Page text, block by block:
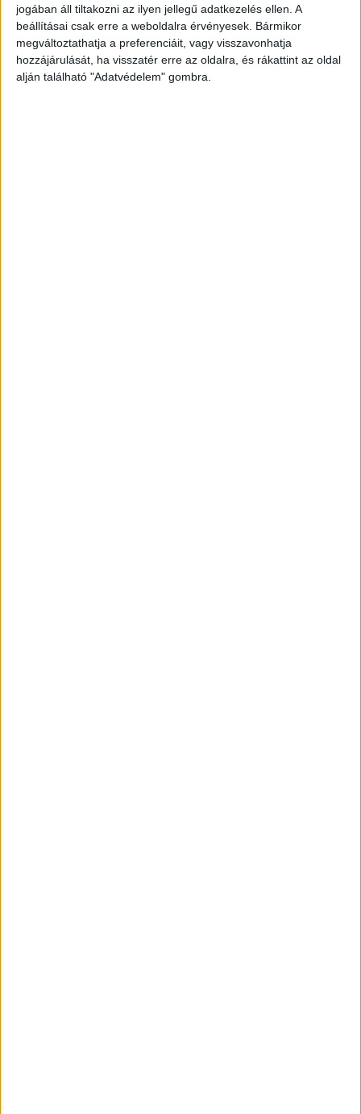
jogában áll tiltakozni az ilyen jellegű adatkezelés ellen. A
beállításai csak erre a weboldalra érvényesek. Bármikor
megváltoztathatja a preferenciáit, vagy visszavonhatja
hozzájárulását, ha visszatér erre az oldalra, és rákattint az oldal
alján található "Adatvédelem" gombra.
az Országos Mentőszolgálat kommunikációs és
pr vezetője.A Kékvillogó legfrissebb híreit ide
kattintva éred el! A Facebookon már 341 ezernél
is többen követnek minket.